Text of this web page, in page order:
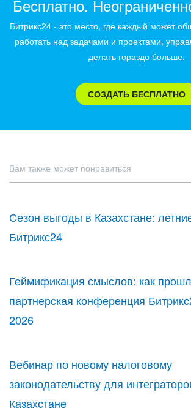
Бесплатно.
Битрикс24 - это место, где каждый может
работать над задачами и проектами,
делать гораздо больше.
СОЗДАТЬ БЕСПЛАТНО
Вам также может понравиться
Сезон выгоды в Казахстане:
Битрикс24
Геймификация смыслов: как
партнерская конференция
2026
Вебинар по новому налоговому
законодательству для
Казахстане